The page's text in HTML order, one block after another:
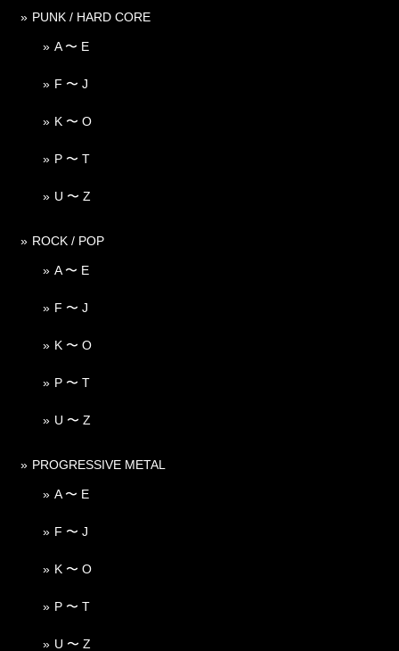
PUNK / HARD CORE
A 〜 E
F 〜 J
K 〜 O
P 〜 T
U 〜 Z
ROCK / POP
A 〜 E
F 〜 J
K 〜 O
P 〜 T
U 〜 Z
PROGRESSIVE METAL
A 〜 E
F 〜 J
K 〜 O
P 〜 T
U 〜 Z